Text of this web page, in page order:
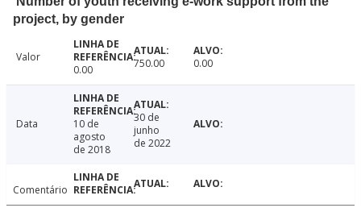
project, by gender
Valor
0.00
750.00 0.00
Data
10 de
agosto
de 2018
30 de
junho
de 2022
Comentário